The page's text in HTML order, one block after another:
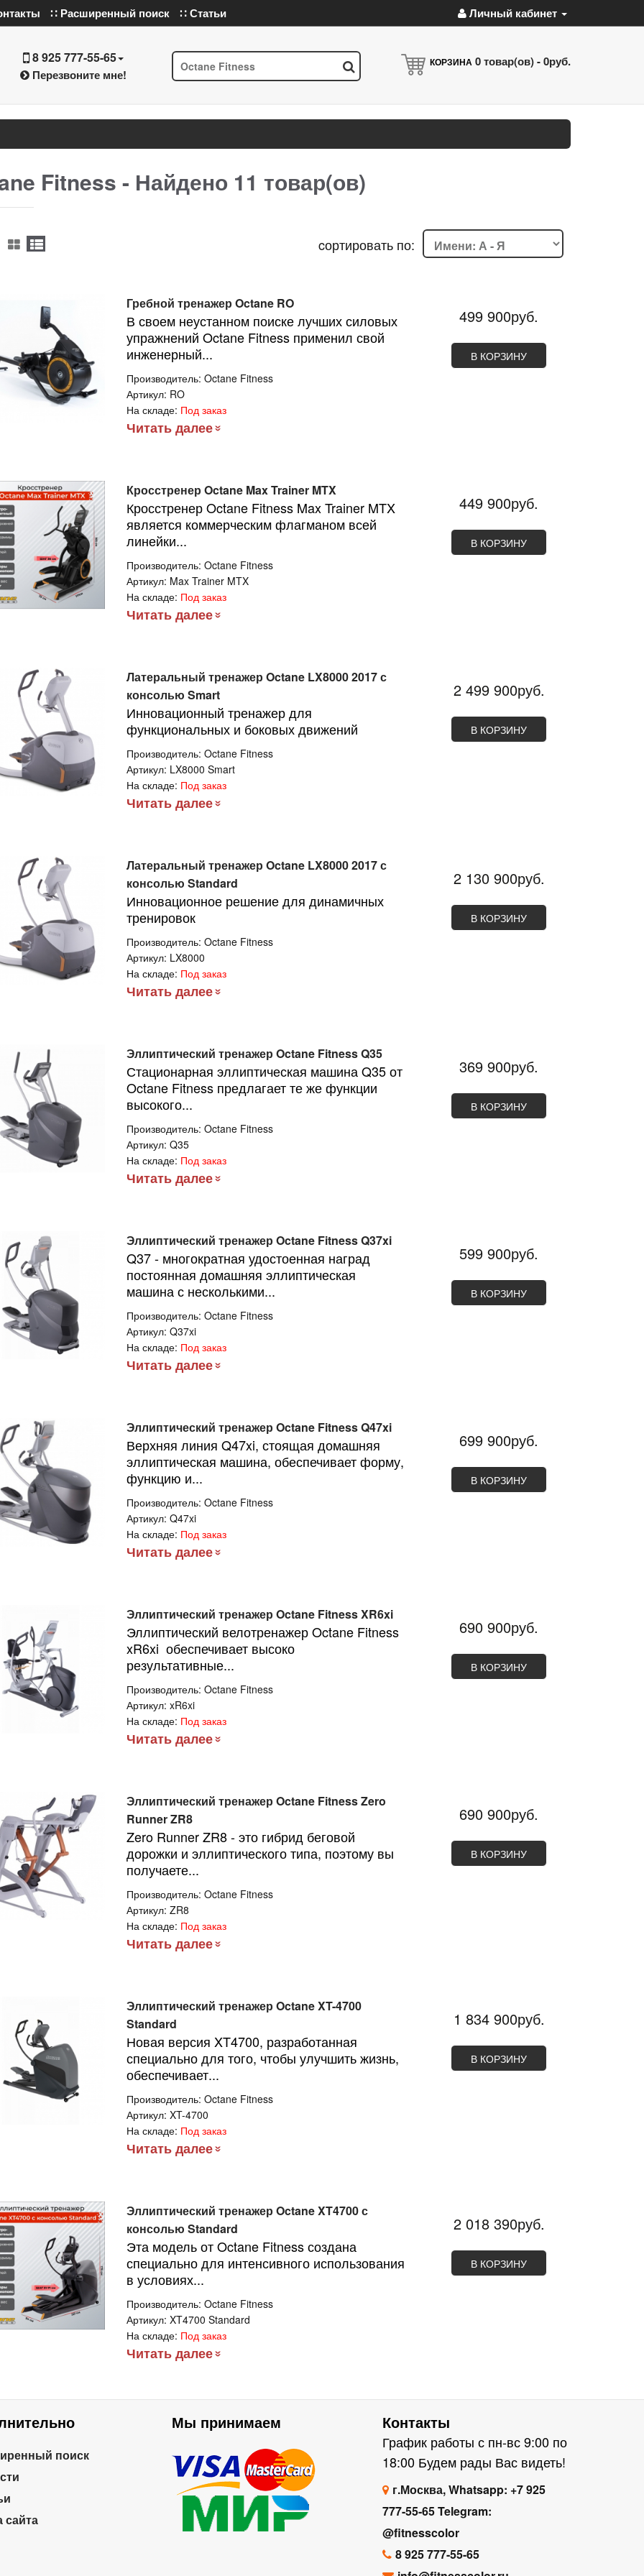
∷ Расширенный поиск ∷ Статьи Личный кабинет
8 925 777-55-65
Перезвоните мне!
КОРЗИНА 0товар(ов) -0руб.
GYM
PRO TFT
(new)
990руб.
с
990руб.
GYM
E
990руб.
с
(new)
Fitness - Найдено 11 товар(ов)
cортировать по:
Гребной тренажер Octane RO
В своем неустанном поиске лучших силовых
упражнений Octane Fitness применил свой
инженерный...
Производитель: Octane Fitness
Артикул: RO
На складе: Под заказ
Читать далее
499 900руб.
В КОРЗИНУ
Кросстренер Octane Max Trainer MTX
Кросстренер Octane Fitness Max Trainer MTX
является коммерческим флагманом всей
линейки...
Производитель: Octane Fitness
Артикул: Max Trainer MTX
На складе: Под заказ
Читать далее
449 900руб.
В КОРЗИНУ
Латеральный тренажер Octane LX8000 2017 с
консолью Smart
Инновационный тренажер для
функциональных и боковых движений
Производитель: Octane Fitness
Артикул: LX8000 Smart
На складе: Под заказ
Читать далее
2 499 900руб.
В КОРЗИНУ
Латеральный тренажер Octane LX8000 2017 с
консолью Standard
Инновационное решение для динамичных
тренировок
Производитель: Octane Fitness
Артикул: LX8000
На складе: Под заказ
Читать далее
2 130 900руб.
В КОРЗИНУ
Эллиптический тренажер Octane Fitness Q35
Стационарная эллиптическая машина Q35 от
Octane Fitness предлагает те же функции
высокого...
Производитель: Octane Fitness
Артикул: Q35
На складе: Под заказ
Читать далее
369 900руб.
В КОРЗИНУ
Эллиптический тренажер Octane Fitness Q37xi
Q37 - многократная удостоенная наград
постоянная домашняя эллиптическая
машина с несколькими...
Производитель: Octane Fitness
Артикул: Q37xi
На складе: Под заказ
Читать далее
599 900руб.
В КОРЗИНУ
Эллиптический тренажер Octane Fitness Q47xi
Верхняя линия Q47xi, стоящая домашняя
эллиптическая машина, обеспечивает форму,
функцию и...
Производитель: Octane Fitness
Артикул: Q47xi
На складе: Под заказ
Читать далее
699 900руб.
В КОРЗИНУ
Эллиптический тренажер Octane Fitness XR6xi
Эллиптический велотренажер Octane Fitness
xR6xi обеспечивает высоко
результативные...
Производитель: Octane Fitness
Артикул: xR6xi
На складе: Под заказ
Читать далее
690 900руб.
В КОРЗИНУ
Эллиптический тренажер Octane Fitness Zero
Runner ZR8
Zero Runner ZR8 - это гибрид беговой
дорожки и эллиптического типа, поэтому вы
получаете...
Производитель: Octane Fitness
Артикул: ZR8
На складе: Под заказ
Читать далее
690 900руб.
В КОРЗИНУ
Эллиптический тренажер Octane XT-4700
Standard
Новая версия XT4700, разработанная
специально для того, чтобы улучшить жизнь,
обеспечивает...
Производитель: Octane Fitness
Артикул: XT-4700
На складе: Под заказ
Читать далее
1 834 900руб.
В КОРЗИНУ
Эллиптический тренажер Octane XT4700 с
консолью Standard
Эта модель от Octane Fitness создана
специально для интенсивного использования
в условиях...
Производитель: Octane Fitness
Артикул: XT4700 Standard
На складе: Под заказ
Читать далее
2 018 390руб.
В КОРЗИНУ
поиск
сайта
Мы принимаем Контакты
График работы с пн-вс 9:00 по
18:00 Будем рады Вас видеть!
г.Москва, Whatsapp: +7 925
777-55-65 Telegram:
@fitnesscolor
8 925 777-55-65